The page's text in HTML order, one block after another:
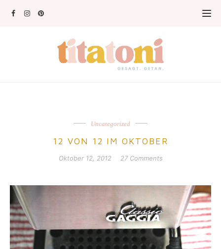
Uncategorized
12 VON 12 IM OKTOBER
Oktober 12, 2012 27 Comments